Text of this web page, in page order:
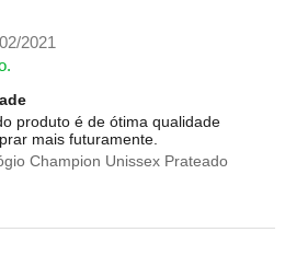
2021
produto é de ótima qualidade
mais futuramente.
Champion Unissex Prateado